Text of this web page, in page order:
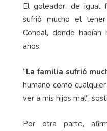
El goleador, de igual
sufrió mucho el
Condal, donde
años.
“La familia sufrió
humano como
ver a mis hijos mal”,
Por otra parte,